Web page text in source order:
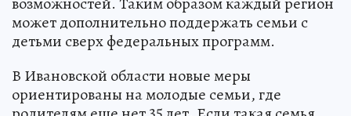
может дополнительно поддержать семьи с
детьми сверх федеральных программ.
В Ивановской области новые меры
ориентированы на молодые семьи, где